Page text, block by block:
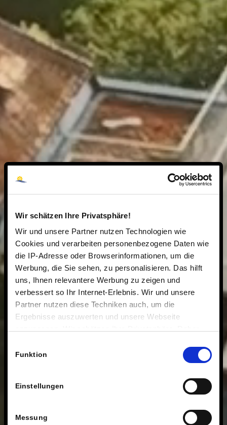
Wir schätzen Ihre Privatsphäre!
Wir und unsere Partner nutzen Technologien wie
Cookies und verarbeiten personenbezogene Daten wie
die IP-Adresse oder Browserinformationen, um die
Werbung, die Sie sehen, zu personalisieren. Das hilft
uns, Ihnen relevantere Werbung zu zeigen und
verbessert so Ihr Internet-Erlebnis. Wir und unsere
Partner nutzen diese Techniken auch, um die
Ergebnisse auszuwerten und unsere Webseite
Technologien.
Funktion
Einstellungen
Messung